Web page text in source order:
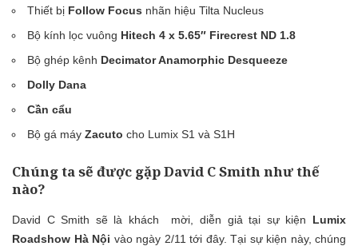
Thiết bị Follow Focus nhãn hiệu Tilta Nucleus
Bộ kính lọc vuông Hitech 4 x 5.65″ Firecrest ND 1.8
Bộ ghép kênh Decimator Anamorphic Desqueeze
Dolly Dana
Cần cẩu
Bộ gá máyZacuto cho Lumix S1 và S1H
Chúng ta sẽ được gặp David C Smith như thế
nào?
David C Smith sẽ là khách mời, diễn giả tại sự kiện Lumix
Roadshow Hà Nội vào ngày 2/11 tới đây. Tại sự kiện này, chúng